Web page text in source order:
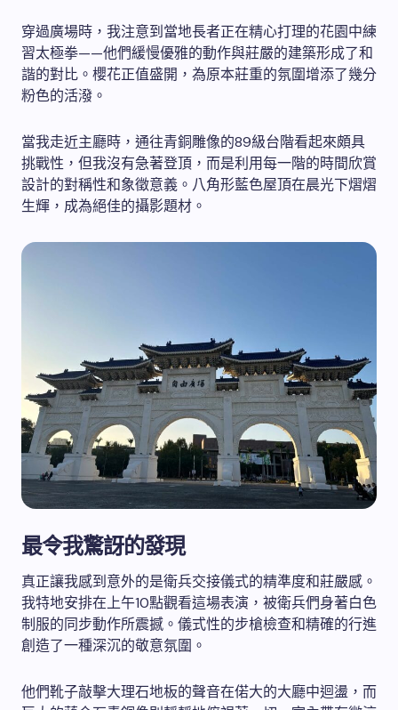
穿過廣場時，我注意到當地長者正在精心打理的花園中練
習太極拳——他們緩慢優雅的動作與莊嚴的建築形成了和
諧的對比。櫻花正值盛開，為原本莊重的氛圍增添了幾分
粉色的活潑。
當我走近主廳時，通往青銅雕像的89級台階看起來頗具
挑戰性，但我沒有急著登頂，而是利用每一階的時間欣賞
設計的對稱性和象徵意義。八角形藍色屋頂在晨光下熠熠
生輝，成為絕佳的攝影題材。
最令我驚訝的發現
真正讓我感到意外的是衛兵交接儀式的精準度和莊嚴感。
我特地安排在上午10點觀看這場表演，被衛兵們身著白色
制服的同步動作所震撼。儀式性的步槍檢查和精確的行進
創造了一種深沉的敬意氛圍。
他們靴子敲擊大理石地板的聲音在偌大的大廳中迴盪，而